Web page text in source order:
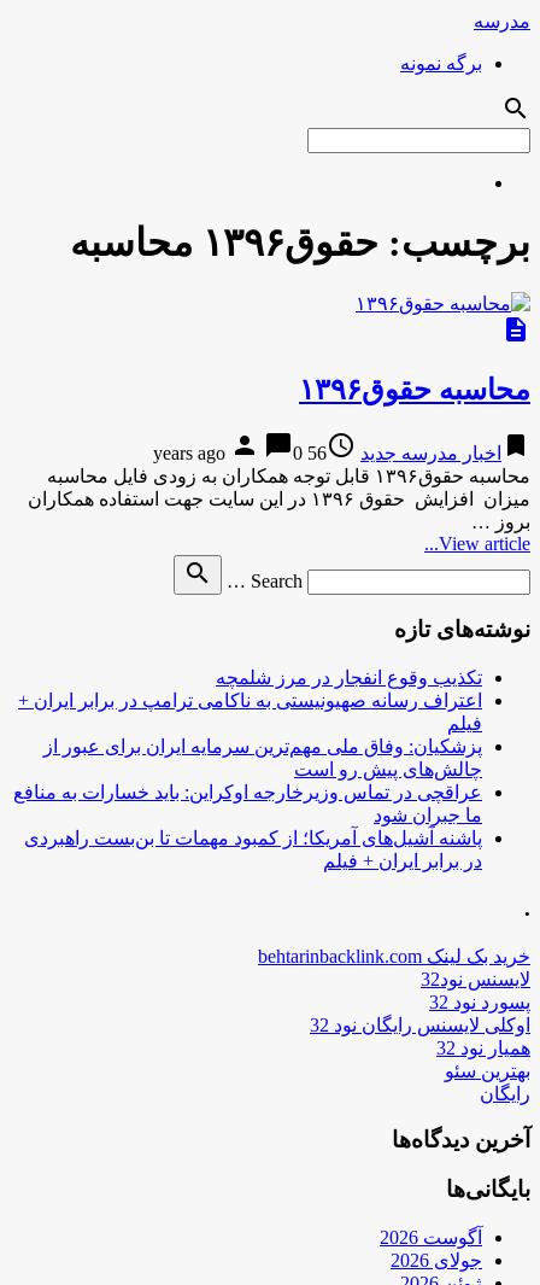
مدرسه
برگه نمونه
search
برچسب: حقوق۱۳۹۶ محاسبه
description
محاسبه حقوق۱۳۹۶
bookmark اخبار مدرسه جدید access_time
56 years ago
person chat_bubble0
محاسبه حقوق۱۳۹۶ قابل توجه همکاران به زودی فایل محاسبه
میزان افزایش حقوق ۱۳۹۶ در این سایت جهت استفاده همکاران
بروز …
View article...
Search …
search
نوشته‌های تازه
تکذیب وقوع انفجار در مرز شلمچه
اعتراف رسانه صهیونیستی به ناکامی ترامپ در برابر ایران +
فیلم
پزشکیان: وفاق ملی مهم‌ترین سرمایه ایران برای عبور از
چالش‌های پیش رو است
عراقچی در تماس وزیرخارجه اوکراین: باید خسارات به منافع
ما جبران شود
پاشنه آشیل‌های آمریکا؛ از کمبود مهمات تا بن‌بست راهبردی
در برابر ایران + فیلم
.
خرید بک لینک behtarinbacklink.com
لایسنس نود32
پسورد نود 32
اوکلی لایسنس رایگان نود 32
همیار نود 32
بهترین سئو
رایگان
آخرین دیدگاه‌ها
بایگانی‌ها
آگوست 2026
جولای 2026